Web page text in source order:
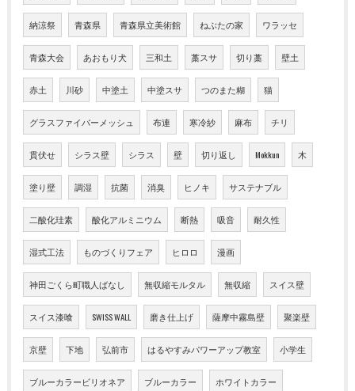
納涼祭 青森県 青森県立美術館 ねぶたの家 ワラッセ
青森大会 あおもり犬 三和土 藁スサ 切り藁 壁土
赤土 川砂 中塗土 中塗スサ つのまた糊 猫
グラスファイバーメッシュ 布連 寒冷紗 麻布 チリ
貫伏せ シラス壁 シラス 壁 切り返し Mokkun 木
塗り壁 調湿 抗菌 消臭 ヒノキ サステナブル
二酸化珪素 酸化アルミニウム 断熱 吸音 耐久性
湿式工法 ものづくりフェア ヒロロ 漫画
神田ごくら町職人ばなし 無収縮モルタル 無収縮 スイス壁
スイス漆喰 SWISS WALL 磨き仕上げ 薩摩中霧島壁 聚楽壁
京壁 下地 弘前市 はるやすみパワーアップ教室 小学生
ブルーカラービリオネア ブルーカラー ホワイトカラー